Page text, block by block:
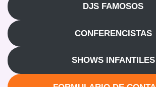
DJS FAMOSOS
CONFERENCISTAS
SHOWS INFANTILES